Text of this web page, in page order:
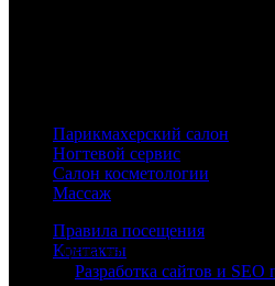
Парикмахерский салон
Ногтевой сервис
Салон косметологии
Массаж
Правила посещения
Контакты
© Все права защищены - 2026 -
Разработка сайтов и